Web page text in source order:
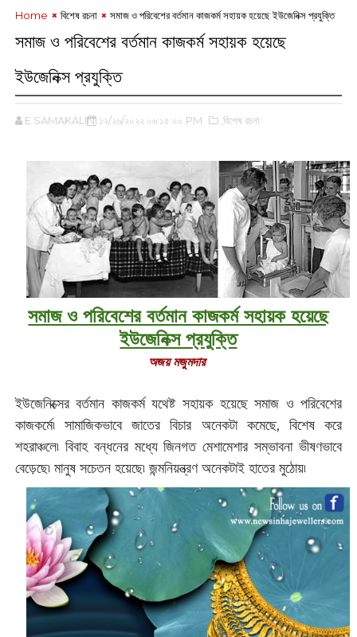
Home বিশেষ রচনা সমাজ ও পরিবেশের বর্তমান কাজকর্ম সহায়ক হয়েছে ইউজেনিক্স প্রযুক্তি
সমাজ ও পরিবেশের বর্তমান কাজকর্ম সহায়ক হয়েছে
ইউজেনিক্স প্রযুক্তি
E SAMAKALIN ১২/২৬/২০২২ ০৬:১৫:০০ PM ,বিশেষ রচনা
সমাজ ও পরিবেশের বর্তমান কাজকর্ম সহায়ক হয়েছে
ইউজেনিক্স প্রযুক্তি
অজয় মজুমদার
ইউজেনিক্সের বর্তমান কাজকর্ম যথেষ্ট সহায়ক হয়েছে সমাজ ও পরিবেশের
কাজকর্মে৷ সামাজিকভাবে জাতের বিচার অনেকটা কমেছে, বিশেষ করে
শহরাঞ্চলে৷ বিবাহ বন্ধনের মধ্যে জিনগত মেশামেশার সম্ভাবনা ভীষণভাবে
বেড়েছে৷ মানুষ সচেতন হয়েছে৷ জন্মনিয়ন্ত্রণ অনেকটাই হাতের মুঠোয়৷